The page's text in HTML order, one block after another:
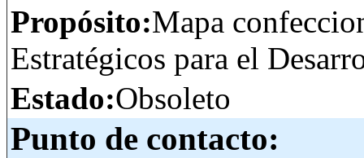
Propósito:Mapa
Estratégicos para el
Estado:Obsoleto
Punto de contacto: